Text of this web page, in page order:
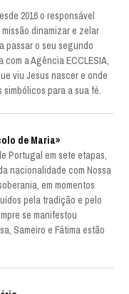
2016 o responsável
dinamizar e zelar
passar o seu segundo
com a Agência ECCLESIA,
viu Jesus nascer e onde
para a sua fé.
de Maria»
Portugal em sete etapas,
nacionalidade com Nossa
em momentos
pela tradição e pelo
se manifestou
Sameiro e Fátima estão